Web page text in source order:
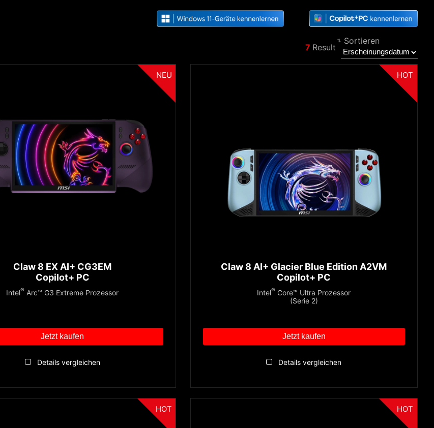
7 Result
Sortieren
NEU
Claw 8 EX AI+ CG3EM
Copilot+ PC
Intel® Arc™ G3 Extreme Prozessor
Jetzt kaufen
Details vergleichen
HOT
Claw 8 AI+ Glacier Blue Edition A2VM
Copilot+ PC
Intel® Core™ Ultra Prozessor
(Serie 2)
Jetzt kaufen
Details vergleichen
HOT HOT
Zurück
{{item}}
Clear All